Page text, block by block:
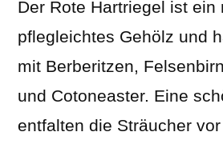
Der Rote Hartriegel ist ein
pflegleichtes Gehölz und
mit Berberitzen,
und Cotoneaster. Eine
entfalten die Sträucher